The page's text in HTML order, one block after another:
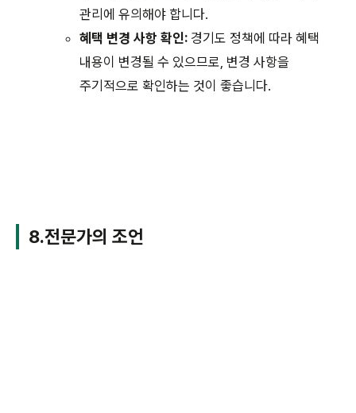
관리에 유의해야 합니다.
혜택 변경 사항 확인: 경기도 정책에 따라 혜택
내용이 변경될 수 있으므로, 변경 사항을
주기적으로 확인하는 것이 좋습니다.
8.전문가의 조언